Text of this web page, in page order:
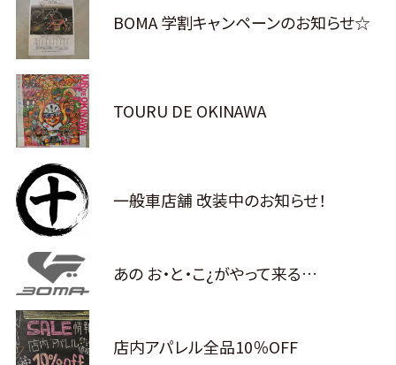
BOMA 学割キャンペーンのお知らせ☆
TOURU DE OKINAWA
一般車店舗 改装中のお知らせ！
あの お・と・こ¿がやって来る…
店内アパレル全品10％OFF